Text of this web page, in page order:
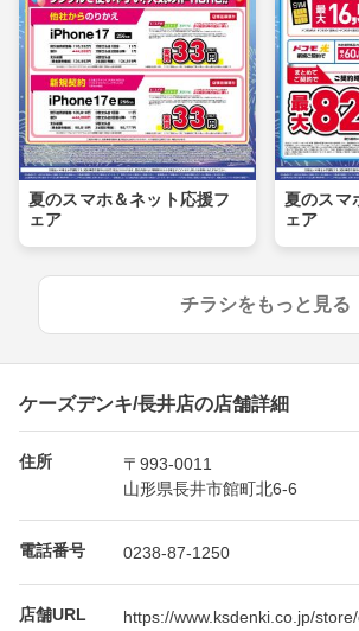
夏のスマホ＆ネット応援フ
ェア
夏のスマ
ェア
チラシをもっと見る
ケーズデンキ/長井店の店舗詳細
住所
〒993-0011
山形県長井市館町北6-6
電話番号 0238-87-1250
店舗URL
https://www.ksdenki.co.jp/